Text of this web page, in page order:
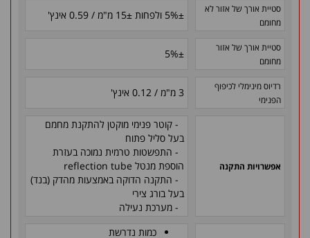
סטיית אורך של אזור לא
מחומם
±5% ולפחות ±15 מ"מ / 0.59 אינץ'
סטיית אורך של אזור
מחומם
±
5%
רדיוס מינימלי לכיפוף
הפנימי
3 מ"מ / 0.12 אינץ'
אפשרויות התקנה
- קוטר פנימי מוקטן להתקנת מחמם
בעל סליל פתוח
- התפשטות טרמית נמוכה בעזרת
הוספת מנטל reflection tube
- התקנה הדוקה באמצעות מהדק (בנד)
בעל בורג צירי
- מערכת נעילה
כמות נדרשת